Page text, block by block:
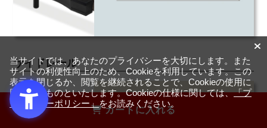
カートに入れる
サイドレール
当サイトでは、あなたのプライバシーを大切にします。また
サイトの利便性向上のため、Cookieを利用しています。この
表示を閉じるか、閲覧を継続されることで、Cookieの使用に
同意するものといたします。Cookieの仕様に関しては、「プ
ライバシーポリシー」をお読みください。